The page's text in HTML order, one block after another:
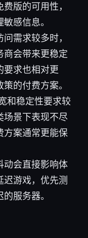
版的可用性，
感信息。
需求较多时，
商会带来更稳定
要求也相对更
的付费方案。
和稳定性要求较
场景下表现不尽
方案通常更能保
动会直接影响体
游戏，优先测
服务器。